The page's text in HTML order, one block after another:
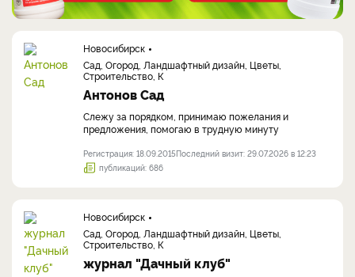
Новосибирск
Сад, Огород, Ландшафтный дизайн, Цветы,
Строительство, К
Антонов Сад
Слежу за порядком, принимаю пожелания и
предложения, помогаю в трудную минуту
Регистрация: 18.09.2015Последний визит: 29.07.2026 в 12:23
публикаций: 686
Новосибирск
Сад, Огород, Ландшафтный дизайн, Цветы,
Строительство, К
журнал "Дачный клуб"